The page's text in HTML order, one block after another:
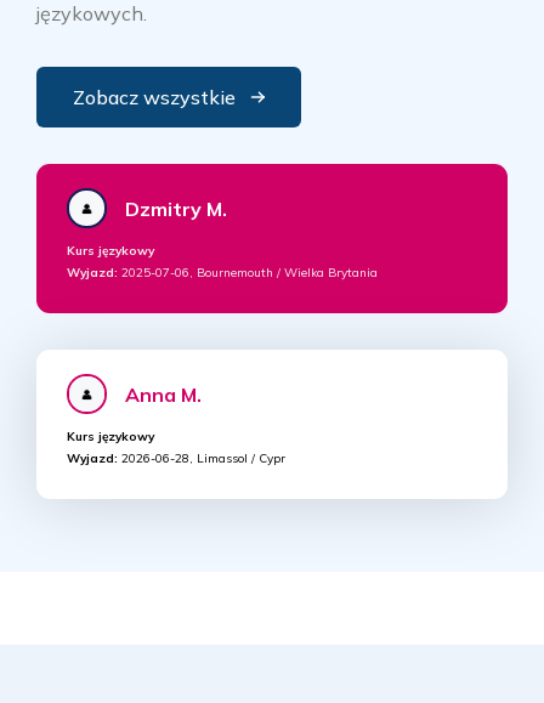
językowych.
Zobacz wszystkie
Dzmitry M.
Kurs językowy
Wyjazd: 2025-07-06, Bournemouth / Wielka Brytania
Anna M.
Kurs językowy
Wyjazd: 2026-06-28, Limassol / Cypr